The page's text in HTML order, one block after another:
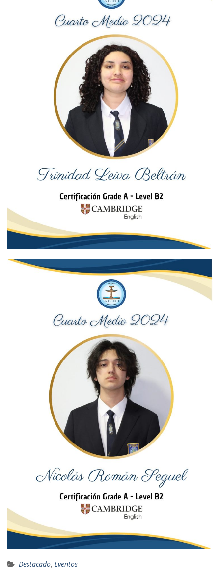
Destacado, Eventos